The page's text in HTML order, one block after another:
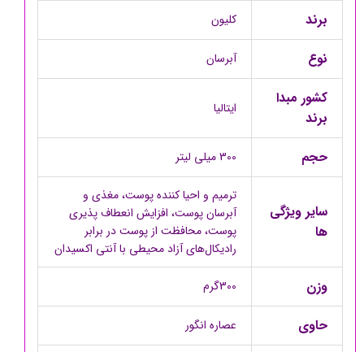
برند کلیون
نوع آبرسان
کشور مبدا
برند
ایتالیا
حجم 300 میلی لیتر
سایر ویژگی
ها
ترمیم و احیا کننده پوست، مغذی و
آبرسان پوست، افزایش انعطاف پذیری
پوست، محافظت از پوست در برابر
رادیکال‌های آزاد محیطی با آنتی اکسیدان
وزن 300گرم
حاوی عصاره انگور